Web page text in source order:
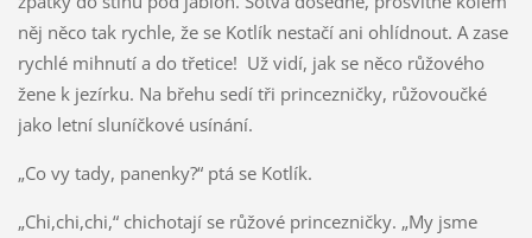
něj něco tak rychle, že se Kotlík nestačí ani ohlídnout. A zase
rychlé mihnutí a do třetice! Už vidí, jak se něco růžového
žene k jezírku. Na břehu sedí tři princezničky, růžovoučké
jako letní sluníčkové usínání.
„Co vy tady, panenky?“ ptá se Kotlík.
„Chi,chi,chi,“ chichotají se růžové princezničky. „My jsme